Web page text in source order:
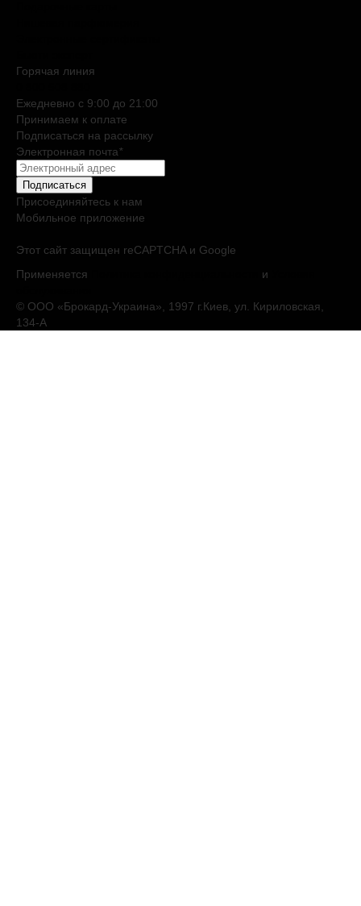
Горячая линия
Ежедневно c 9:00 до 21:00
Принимаем к оплате
Подписаться на рассылку
Электронная почта*
Подписаться
Присоединяйтесь к нам
Мобильное приложение
Этот сайт защищен reCAPTCHA и Google
Применяется
и
© ООО «Брокард-Украина», 1997 г.Киев, ул. Кириловская,
134-А